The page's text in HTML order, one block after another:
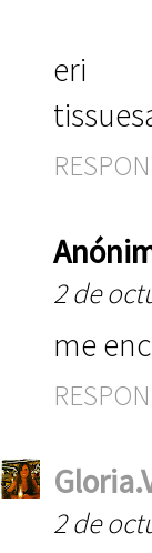
eri
2 de
me
2 de